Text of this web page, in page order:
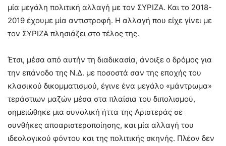
μία μεγάλη πολιτική αλλαγή με τον ΣΥΡΙΖΑ. Και το 2018-
2019 έχουμε μία αντιστροφή. Η αλλαγή που είχε γίνει με
τον ΣΥΡΙΖΑ πλησιάζει στο τέλος της.
Έτσι, μέσα από αυτήν τη διαδικασία, άνοιξε ο δρόμος για
την επάνοδο της Ν.Δ. με ποσοστά σαν της εποχής του
κλασικού δικομματισμού, έγινε ένα μεγάλο «μάντρωμα»
τεράστιων μαζών μέσα στα πλαίσια του διπολισμού,
σημειώθηκε μια συνολική ήττα της Αριστεράς σε
συνθήκες αποαριστεροποίησης, και μία αλλαγή του
ιδεολογικού φόντου και της πολιτικής σκηνής. Πλέον δεν